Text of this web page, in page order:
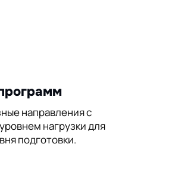
направления с
нагрузки для
подготовки.